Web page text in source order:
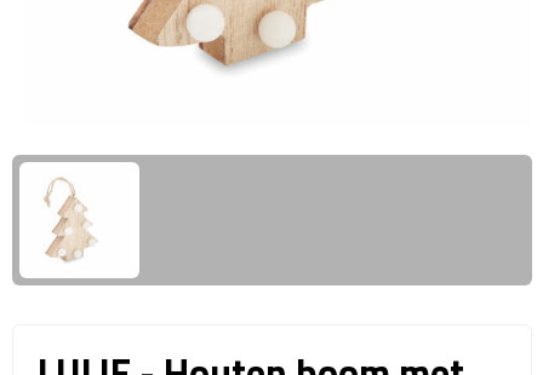
Laptophoezen & -tassen
Reistassen & Trolleys
Reistassen
Trolleys